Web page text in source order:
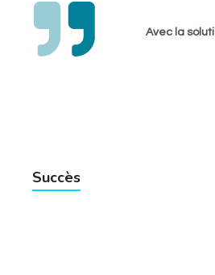
Avec la
Succès